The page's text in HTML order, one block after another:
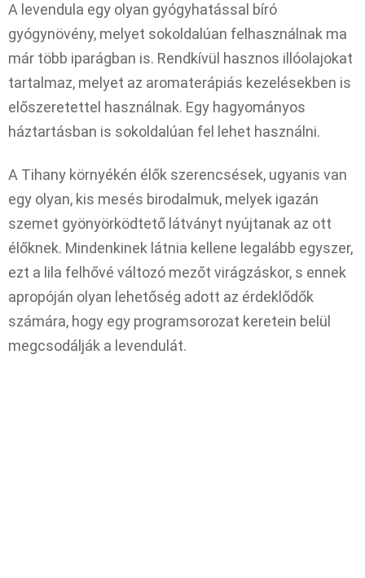
A levendula egy olyan gyógyhatással bíró
gyógynövény, melyet sokoldalúan felhasználnak ma
már több iparágban is. Rendkívül hasznos illóolajokat
tartalmaz, melyet az aromaterápiás kezelésekben is
előszeretettel használnak. Egy hagyományos
háztartásban is sokoldalúan fel lehet használni.
A Tihany környékén élők szerencsések, ugyanis van
egy olyan, kis mesés birodalmuk, melyek igazán
szemet gyönyörködtető látványt nyújtanak az ott
élőknek. Mindenkinek látnia kellene legalább egyszer,
ezt a lila felhővé változó mezőt virágzáskor, s ennek
apropóján olyan lehetőség adott az érdeklődők
számára, hogy egy programsorozat keretein belül
megcsodálják a levendulát.